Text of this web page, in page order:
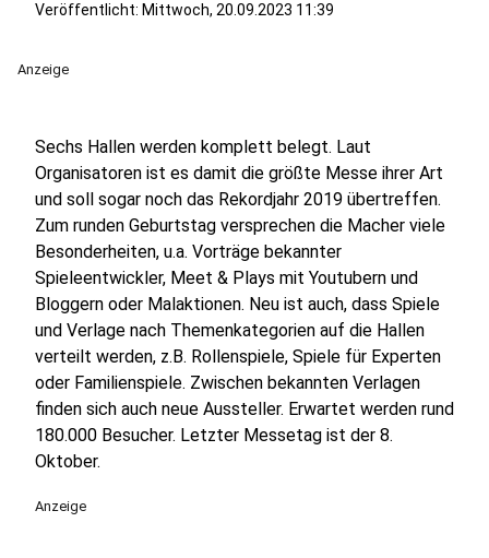
Veröffentlicht: Mittwoch, 20.09.2023 11:39
Anzeige
Sechs Hallen werden komplett belegt. Laut
Organisatoren ist es damit die größte Messe ihrer Art
und soll sogar noch das Rekordjahr 2019 übertreffen.
Zum runden Geburtstag versprechen die Macher viele
Besonderheiten, u.a. Vorträge bekannter
Spieleentwickler, Meet & Plays mit Youtubern und
Bloggern oder Malaktionen. Neu ist auch, dass Spiele
und Verlage nach Themenkategorien auf die Hallen
verteilt werden, z.B. Rollenspiele, Spiele für Experten
oder Familienspiele. Zwischen bekannten Verlagen
finden sich auch neue Aussteller. Erwartet werden rund
180.000 Besucher. Letzter Messetag ist der 8.
Oktober.
Anzeige